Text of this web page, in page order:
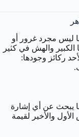
ليس مجرد غرور أو
والهش في كثير
ركائز وجودها:
يبحث عن أي إشارة
والأخير لقيمة